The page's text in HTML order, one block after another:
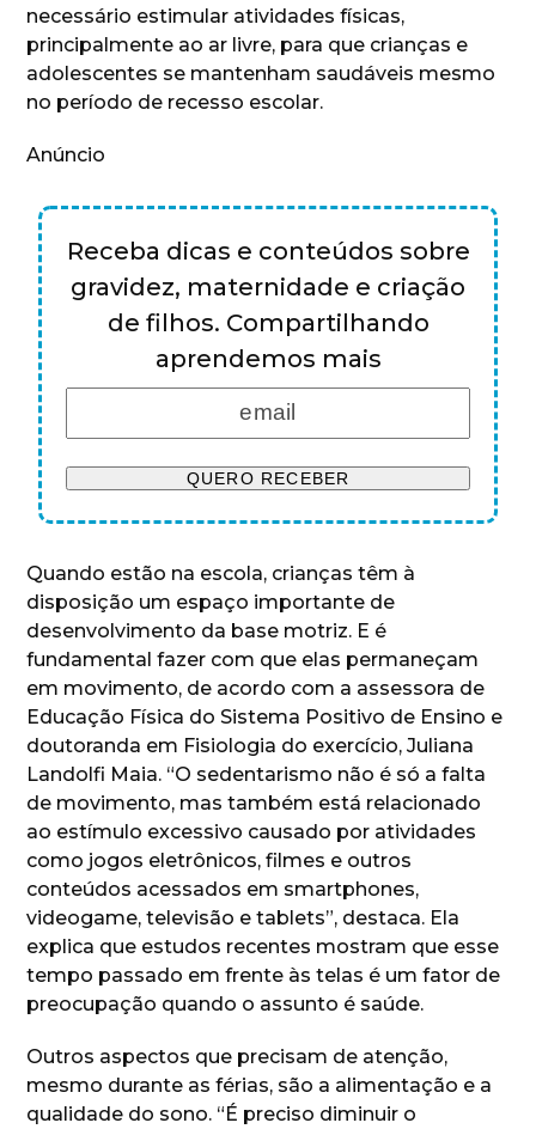
necessário estimular atividades físicas,
principalmente ao ar livre, para que crianças e
adolescentes se mantenham saudáveis mesmo
no período de recesso escolar.
Anúncio
Receba dicas e conteúdos sobre
gravidez, maternidade e criação
de filhos. Compartilhando
aprendemos mais
Quando estão na escola, crianças têm à
disposição um espaço importante de
desenvolvimento da base motriz. E é
fundamental fazer com que elas permaneçam
em movimento, de acordo com a assessora de
Educação Física do Sistema Positivo de Ensino e
doutoranda em Fisiologia do exercício, Juliana
Landolfi Maia. “O sedentarismo não é só a falta
de movimento, mas também está relacionado
ao estímulo excessivo causado por atividades
como jogos eletrônicos, filmes e outros
conteúdos acessados em smartphones,
videogame, televisão e tablets”, destaca. Ela
explica que estudos recentes mostram que esse
tempo passado em frente às telas é um fator de
preocupação quando o assunto é saúde.
Outros aspectos que precisam de atenção,
mesmo durante as férias, são a alimentação e a
qualidade do sono. “É preciso diminuir o